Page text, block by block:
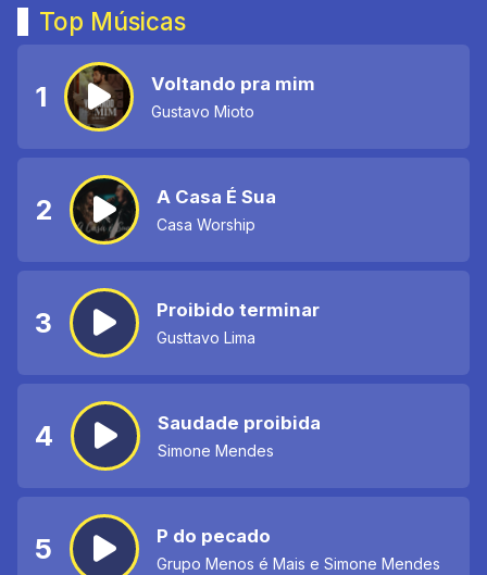
Top Músicas
1 Voltando pra mim
Gustavo Mioto
2 A Casa É Sua
Casa Worship
3 Proibido terminar
Gusttavo Lima
4 Saudade proibida
Simone Mendes
5 P do pecado
Grupo Menos é Mais e Simone Mendes